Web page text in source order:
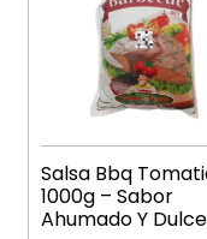
Salsa Bbq
1000g – Sabor
Ahumado Y Dulce